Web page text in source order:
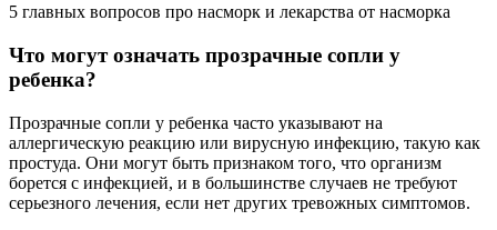
5 главных вопросов про насморк и лекарства от насморка
Что могут означать прозрачные сопли у
ребенка?
Прозрачные сопли у ребенка часто указывают на
аллергическую реакцию или вирусную инфекцию, такую как
простуда. Они могут быть признаком того, что организм
борется с инфекцией, и в большинстве случаев не требуют
серьезного лечения, если нет других тревожных симптомов.